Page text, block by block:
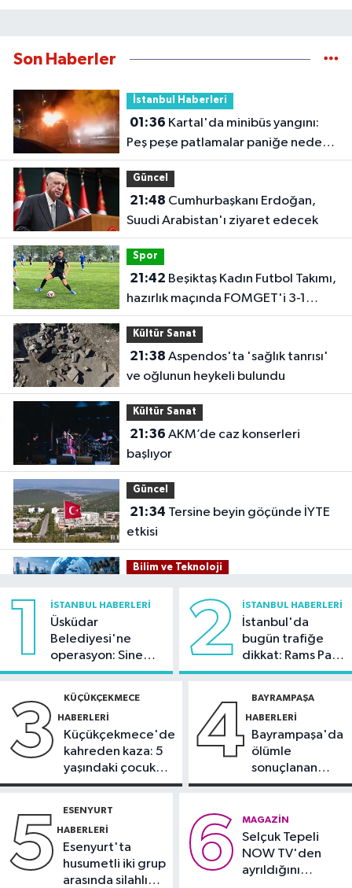
Son Haberler
İstanbul Haberleri
01:36
Peş peşe patlamalar paniğe neden
oldu
Güncel
21:48
Suudi Arabistan'ı ziyaret edecek
Spor
21:42
hazırlık maçında FOMGET'i 3-1
mağlup etti
Kültür Sanat
21:38
ve oğlunun heykeli bulundu
Kültür Sanat
21:36
başlıyor
Güncel
21:34
etkisi
Bilim ve Teknoloji
oranı yüzde 92,3 oldu
Bilim ve Teknoloji
21:21
vatandaşları yazlık sinemada
buluşturuyor
demeyin, önlemini alın
1 İSTANBUL HABERLERI
Üsküdar
Belediyesi'ne
operasyon: Sinem
Dedetaş'a
2 İSTANBUL HABERLERI
İstanbul'da
bugün trafiğe
dikkat: Rams Park
çevresinde bazı
3 KÜÇÜKÇEKMECE
HABERLERI
Küçükçekmece'de
kahreden kaza: 5
yaşındaki çocuk
yoğun bakımda
4 BAYRAMPAŞA
HABERLERI
Bayrampaşa'da
ölümle
sonuçlanan
kaza: Sürücü
5 ESENYURT
HABERLERI
Esenyurt'ta
husumetli iki grup
arasında silahlı
6 MAGAZIN
Selçuk Tepeli
NOW TV'den
ayrıldığını